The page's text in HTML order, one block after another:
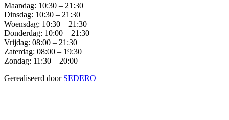
Maandag: 10:30 – 21:30
Dinsdag: 10:30 – 21:30
Woensdag: 10:30 – 21:30
Donderdag: 10:00 – 21:30
Vrijdag: 08:00 – 21:30
Zaterdag: 08:00 – 19:30
Zondag: 11:30 – 20:00
Gerealiseerd door SEDERO